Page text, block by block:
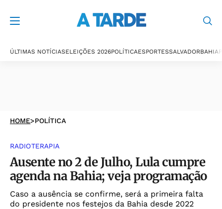
ÚLTIMAS NOTÍCIASELEIÇÕES 2026POLÍTICAESPORTESSALVADORBAHIA
HOME>POLÍTICA
RADIOTERAPIA
Ausente no 2 de Julho, Lula cumpre
agenda na Bahia; veja programação
Caso a ausência se confirme, será a primeira falta
do presidente nos festejos da Bahia desde 2022